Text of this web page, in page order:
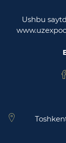
Ushbu